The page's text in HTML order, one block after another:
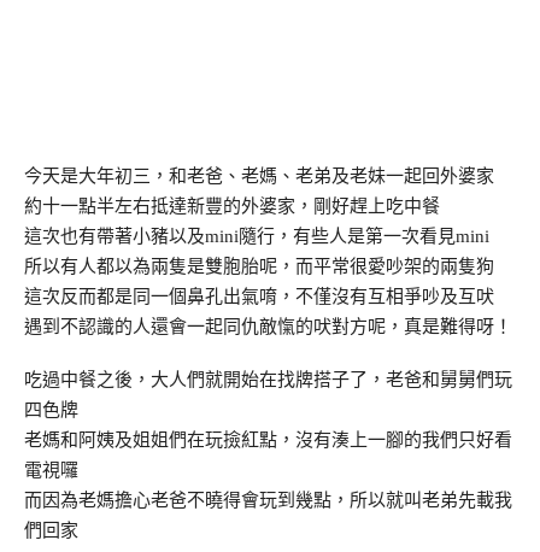
今天是大年初三，和老爸、老媽、老弟及老妹一起回外婆家
約十一點半左右抵達新豐的外婆家，剛好趕上吃中餐
這次也有帶著小豬以及mini隨行，有些人是第一次看見mini
所以有人都以為兩隻是雙胞胎呢，而平常很愛吵架的兩隻狗
這次反而都是同一個鼻孔出氣唷，不僅沒有互相爭吵及互吠
遇到不認識的人還會一起同仇敵愾的吠對方呢，真是難得呀！
吃過中餐之後，大人們就開始在找牌搭子了，老爸和舅舅們玩
四色牌
老媽和阿姨及姐姐們在玩撿紅點，沒有湊上一腳的我們只好看
電視囉
而因為老媽擔心老爸不曉得會玩到幾點，所以就叫老弟先載我
們回家